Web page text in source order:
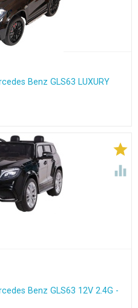
Benz GLS63 LUXURY


Benz GLS63 12V 2.4G -